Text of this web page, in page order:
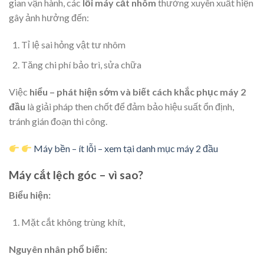
gian vận hành, các lỗi máy cắt nhôm thường xuyên xuất hiện
gây ảnh hưởng đến:
Tỉ lệ sai hỏng vật tư nhôm
Tăng chi phí bảo trì, sửa chữa
Việc hiểu – phát hiện sớm và biết cách khắc phục máy 2
đầu là giải pháp then chốt để đảm bảo hiệu suất ổn định,
tránh gián đoạn thi công.
Máy bền – ít lỗi – xem tại danh mục máy 2 đầu
Máy cắt lệch góc – vì sao?
Biểu hiện:
Mặt cắt không trùng khít,
Nguyên nhân phổ biến: